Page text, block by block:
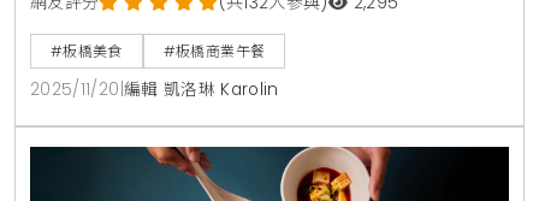
#板橋美食 #板橋商業午餐
2025/11/20 編輯 凱洛琳 Karolin